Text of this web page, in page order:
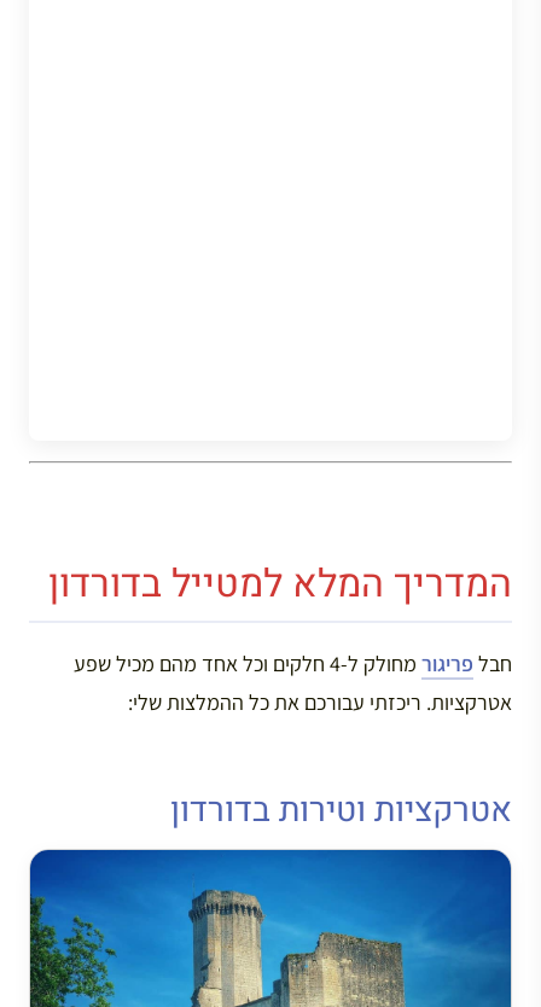
המדריך המלא למטייל בדורדון
חבל פריגור
מחולק ל-4 חלקים וכל אחד מהם מכיל שפע
אטרקציות. ריכזתי עבורכם את כל ההמלצות שלי:
אטרקציות וטירות בדורדון